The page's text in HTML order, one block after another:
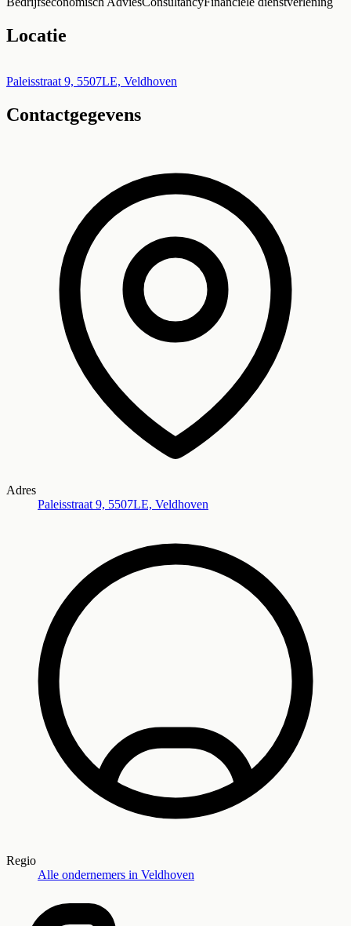
Locatie
+
−
Paleisstraat 9, 5507LE, Veldhoven
Contactgegevens
Adres
Paleisstraat 9, 5507LE, Veldhoven
Regio
Alle ondernemers in Veldhoven